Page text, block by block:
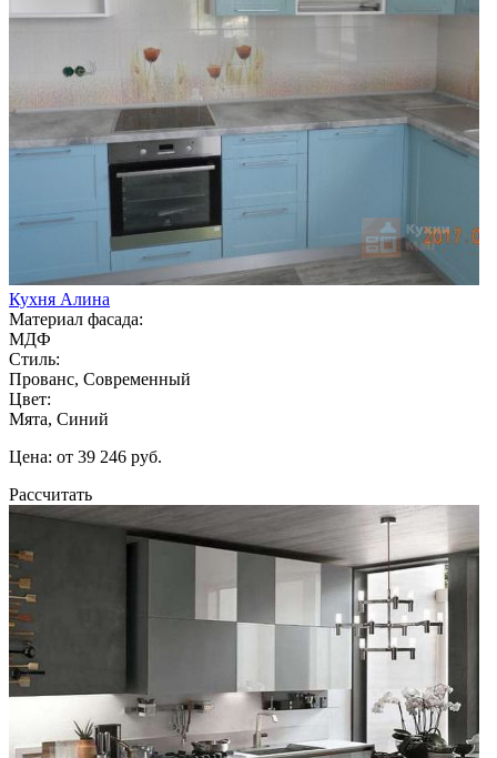
Кухня Алина
Материал фасада:
МДФ
Стиль:
Прованс, Современный
Цвет:
Мята, Синий
Цена: от 39 246 руб.
Рассчитать